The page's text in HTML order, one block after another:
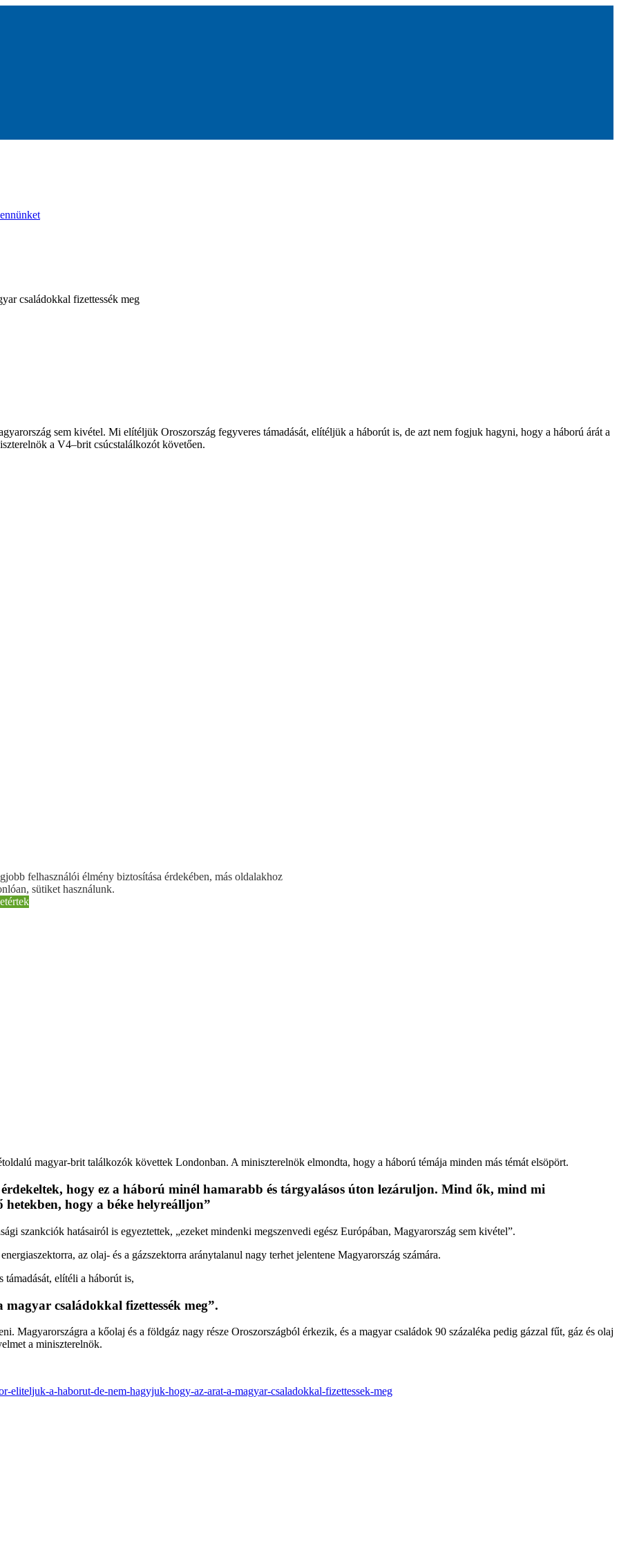
családokkal fizettessék meg
sem kivétel. Mi elítéljük Oroszország fegyveres támadását, elítéljük a háborút is, de azt nem fogjuk hagyni, hogy a háború árát a
a V4–brit csúcstalálkozót követően.
magyar-brit találkozók követtek Londonban. A miniszterelnök elmondta, hogy a háború témája minden más témát elsöpört.
hogy ez a háború minél hamarabb és tárgyalásos úton lezáruljon. Mind ők, mind mi
hetekben, hogy a béke helyreálljon”
szankciók hatásairól is egyeztettek, „ezeket mindenki megszenvedi egész Európában, Magyarország sem kivétel”.
az olaj- és a gázszektorra aránytalanul nagy terhet jelentene Magyarország számára.
elítéli a háborút is,
családokkal fizettessék meg”.
Magyarországra a kőolaj és a földgáz nagy része Oroszországból érkezik, és a magyar családok 90 százaléka pedig gázzal fűt, gáz és olaj
a miniszterelnök.
a-haborut-de-nem-hagyjuk-hogy-az-arat-a-magyar-csaladokkal-fizettessek-meg
felhasználói élmény biztosítása érdekében, más oldalakhoz
sütiket használunk.